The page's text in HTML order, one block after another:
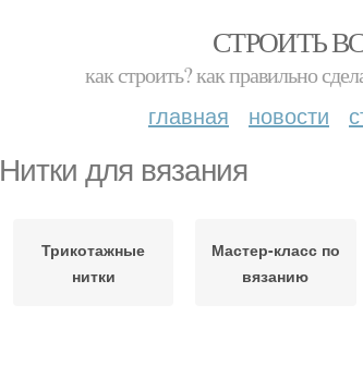
СТРОИТЬ
как строить? как правильно
главная новости
Нитки для вязания
Трикотажные
нитки
Мастер-класс по
вязанию